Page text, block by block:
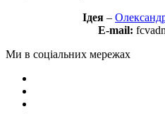
Ідея –
E-mail:
Ми в соціальних мережах